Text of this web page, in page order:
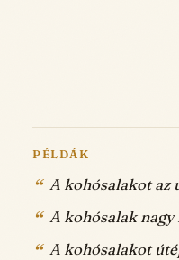
PÉLDÁK
A kohósalakot az
A kohósalak
A kohósalakot